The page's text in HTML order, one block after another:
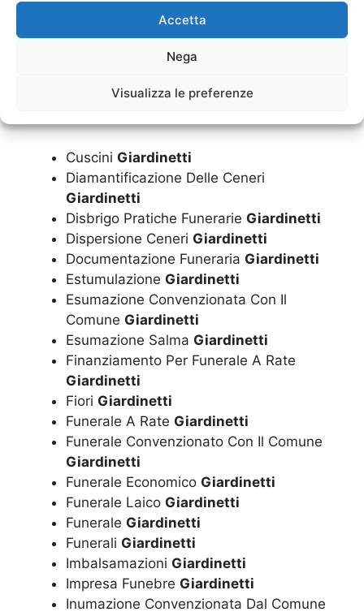
Accetta
Nega
Visualizza le preferenze
Costo Funerale Economico
Costo Funerale InumazioneGiardinetti
Costo FuneraleGiardinetti
CremazioneGiardinetti
Cuscini Giardinetti
Diamantificazione Delle Ceneri
Giardinetti
Disbrigo Pratiche Funerarie Giardinetti
Dispersione Ceneri Giardinetti
Documentazione Funeraria Giardinetti
Estumulazione Giardinetti
Esumazione Convenzionata Con Il
Comune Giardinetti
Esumazione Salma Giardinetti
Finanziamento Per Funerale A Rate
Giardinetti
Fiori Giardinetti
Funerale A Rate Giardinetti
Funerale Convenzionato Con Il Comune
Giardinetti
Funerale Economico Giardinetti
Funerale Laico Giardinetti
Funerale Giardinetti
Funerali Giardinetti
Imbalsamazioni Giardinetti
Impresa Funebre Giardinetti
Inumazione Convenzionata Dal Comune